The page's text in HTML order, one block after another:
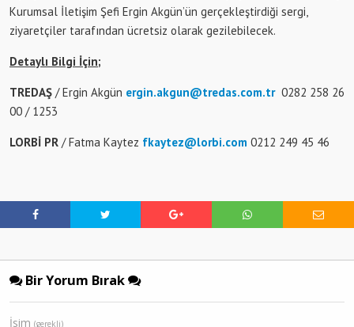
Kurumsal İletişim Şefi Ergin Akgün’ün gerçekleştirdiği sergi,
ziyaretçiler tarafından ücretsiz olarak gezilebilecek.
Detaylı Bilgi İçin;
TREDAŞ / Ergin Akgün ergin.akgun@tredas.com.tr0282 258 26
00 / 1253
LORBİ PR / Fatma Kaytez fkaytez@lorbi.com 0212 249 45 46
Bir Yorum Bırak
İsim (gerekli)